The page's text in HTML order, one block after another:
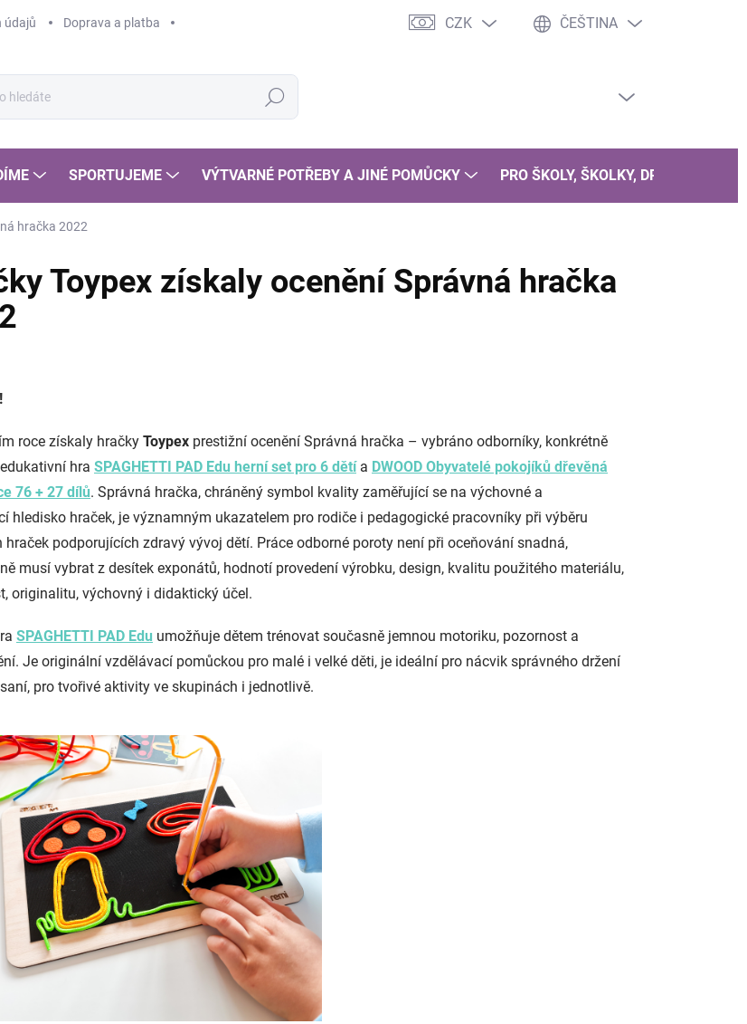
údajů Doprava a platba CZK ČEŠTINA
Hledat
SPORTUJEME VÝTVARNÉ POTŘEBY A JINÉ POMŮCKY PRO ŠKOLY, ŠKOLKY, DRUŽINY
hračka 2022
Toypex získaly ocenění Správná hračka
roce získaly hračky Toypex prestižní ocenění Správná hračka – vybráno odborníky, konkrétně
hra SPAGHETTI PAD Edu herní set pro 6 dětía DWOOD Obyvatelé pokojíků dřevěná
76 + 27 dílů. Správná hračka, chráněný symbol kvality zaměřující se na výchovné a
hledisko hraček, je významným ukazatelem pro rodiče i pedagogické pracovníky při výběru
hraček podporujících zdravý vývoj dětí. Práce odborné poroty není při oceňování snadná,
musí vybrat z desítek exponátů, hodnotí provedení výrobku, design, kvalitu použitého materiálu,
originalitu, výchovný i didaktický účel.
SPAGHETTI PAD Edu umožňuje dětem trénovat současně jemnou motoriku, pozornost a
Je originální vzdělávací pomůckou pro malé i velké děti, je ideální pro nácvik správného držení
pro tvořivé aktivity ve skupinách i jednotlivě.